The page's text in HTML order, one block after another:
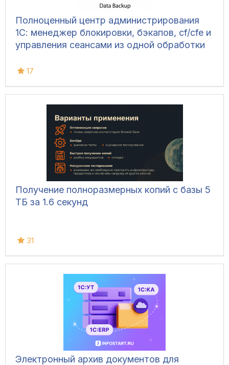
Полноценный центр администрирования
1С: менеджер блокировки, бэкапов, cf/cfe и
управления сеансами из одной обработки
17
Получение полноразмерных копий с базы 5
ТБ за 1.6 секунд
31
Электронный архив документов для